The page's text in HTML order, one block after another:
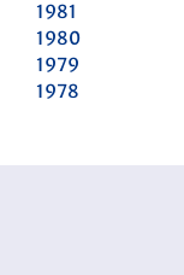
1981
1980
1979
1978